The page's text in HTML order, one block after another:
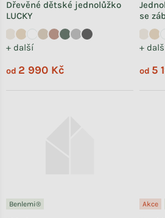
Dřevěné dětské jednolůžko
LUCKY
+ další
od 2 990 Kč
se
+
od 5
Benlemi® Akce